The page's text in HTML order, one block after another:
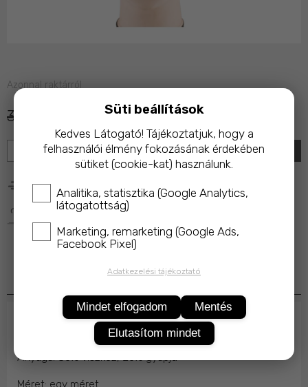
Azonnal raktárról
3 990 Ft
2 490 Ft
KOSÁRBA
25 000 Ft feletti rendelés esetén ingyenes kiszállítás!
A termék megvásárlásakor az ár 10%-ával a
Macskavédő Alapítványt támogatod!
Termékleírás
Francia női beret stílusú sapka több színben.
Anyaga: 80% viszkóz, 20% gyapjú
Méret: egy méret
Süti beállítások
Kedves Látogató! Tájékoztatjuk, hogy a
felhasználói élmény fokozásának érdekében
sütiket (cookie-kat) használunk.
Analitika, statisztika (Google Analytics,
látogatottság)
Marketing, remarketing (Google Ads,
Facebook Pixel)
Adatkezelési tájékoztató
Mindet elfogadom
Mentés
Elutasítom mindet